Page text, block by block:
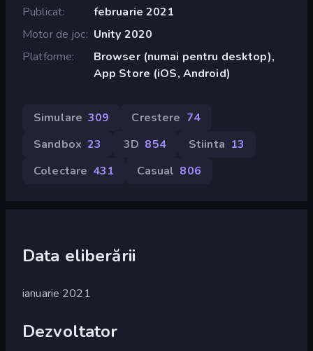
Publicat
februarie 2021
Motor de joc Unity 2020
Platforme
Browser (numai pentru desktop),
App Store (iOS, Android)
Simulare 309 Crestere 74
Sandbox 23 3D 854 Stiinta 13
Colectare 431 Casual 806
Data eliberării
ianuarie 2021
Dezvoltator